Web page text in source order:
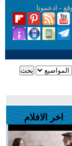
- ادعمونا
اخر الافلام